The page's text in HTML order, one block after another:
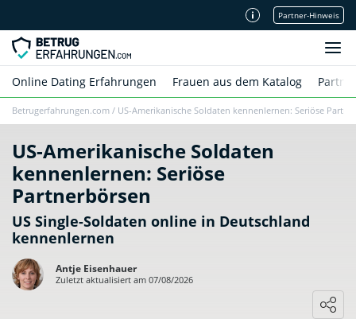
Unsere Redaktion
Partner-Hinweis
Online Dating Erfahrungen Frauen aus dem Katalog
Betrugerfahrungen.com / US-Amerikanische Soldaten kennenlernen: Seriöse
US-Amerikanische Soldaten
kennenlernen: Seriöse
Partnerbörsen
US Single-Soldaten online in Deutschland
kennenlernen
Antje Eisenhauer
Zuletzt aktualisiert am 07/08/2026